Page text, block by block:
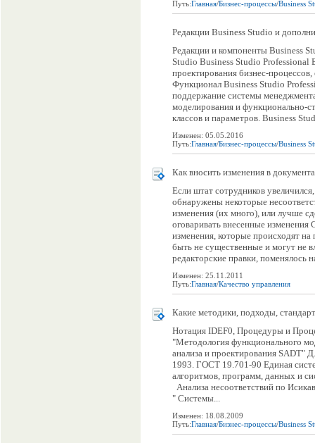
Путь:Главная/Бизнес-процессы/Business
Редакции Business Studio и
Редакции и компоненты Business
Studio Business Studio Professional
проектирования бизнес-
Функционал Business Studio
поддержание системы
моделирования и функционально-
классов и параметров. Business
Изменен: 05.05.2016
Путь:Главная/Бизнес-процессы/Business
Как вносить изменения в
Если штат сотрудников
обнаружены некоторые
изменения (их много), или лучше
оговаривать внесенные
изменения, которые происходят
быть не существенные и могут не
редакторские правки, поменялось
Изменен: 25.11.2011
Путь:Главная/Качество управления
Какие методики, подходы,
Нотация IDEF0, Процедуры и
"Методология функционального
анализа и проектирования
1993. ГОСТ 19.701-90 Единая
алгоритмов, программ, данных и
Анализа несоответствий по
" Системы...
Изменен: 18.08.2009
Путь:Главная/Бизнес-процессы/Business